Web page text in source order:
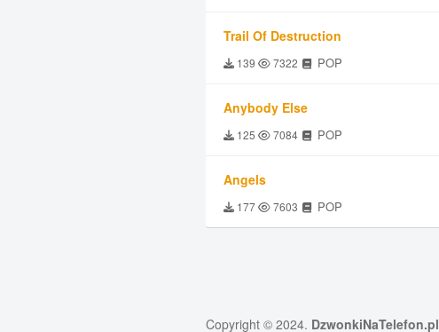
Trail Of Destruction
139 7322 POP
Anybody Else
125 7084 POP
Angels
177 7603 POP
Copyright © 2024. DzwonkiNaTelefon.pl